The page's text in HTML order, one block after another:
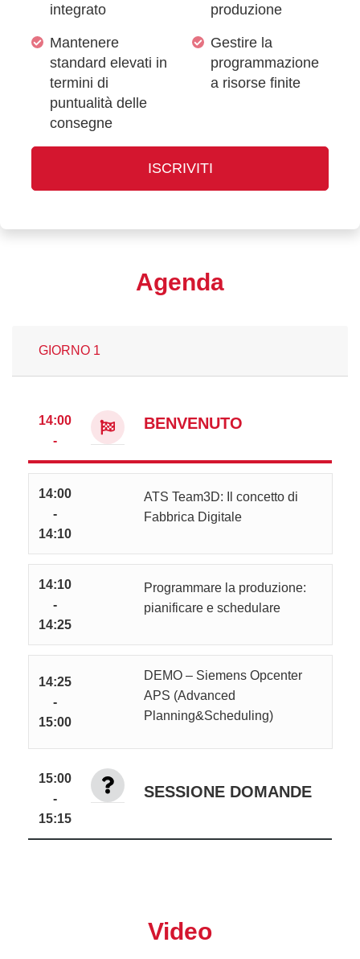
ISCRIVITI
integrato
produzione
Mantenere
standard elevati in
termini di
puntualità delle
consegne
Gestire la
programmazione
a risorse finite
Agenda
GIORNO 1
14:00
-
BENVENUTO
14:00
-
14:10
ATS Team3D: Il concetto di
Fabbrica Digitale
14:10
-
14:25
Programmare la produzione:
pianificare e schedulare
14:25
-
15:00
DEMO – Siemens Opcenter
APS (Advanced
Planning&Scheduling)
15:00
-
15:15
SESSIONE DOMANDE
Video